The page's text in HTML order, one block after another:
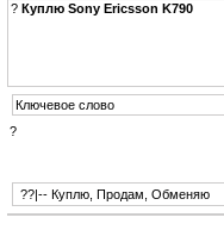
? Куплю Sony Ericsson K790
?